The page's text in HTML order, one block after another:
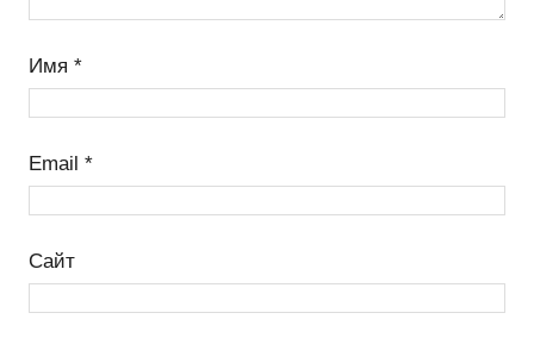
Имя *
Email *
Сайт